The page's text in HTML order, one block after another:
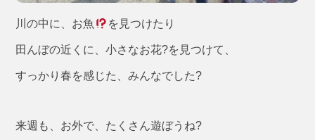
川の中に、お魚 を見つけたり
田んぼの近くに、小さなお花?を見つけて、
すっかり春を感じた、みんなでした?
来週も、お外で、たくさん遊ぼうね?